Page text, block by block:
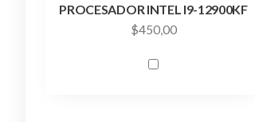
PROCESADOR INTEL I9-12900KF
$450,00